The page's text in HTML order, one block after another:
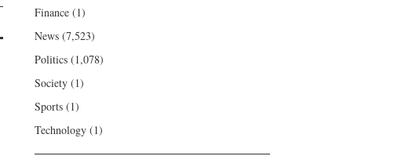
Finance (1)
News (7,523)
Politics (1,078)
Society (1)
Sports (1)
Technology (1)